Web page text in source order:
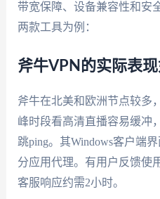
带宽保障、设备兼容性和安
两款工具为例：
斧牛VPN的实际表现
斧牛在北美和欧洲节点较多
峰时段看高清直播容易缓冲
跳ping。其Windows客户端
分应用代理。有用户反馈使
客服响应约需2小时。